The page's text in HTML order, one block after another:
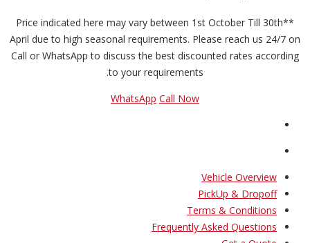
**Price indicated here may vary between 1st October Till 30th
April due to high seasonal requirements. Please reach us 24/7 on
Call or WhatsApp to discuss the best discounted rates according
to your requirements.
WhatsApp Call Now
Vehicle Overview
PickUp & Dropoff
Terms & Conditions
Frequently Asked Questions